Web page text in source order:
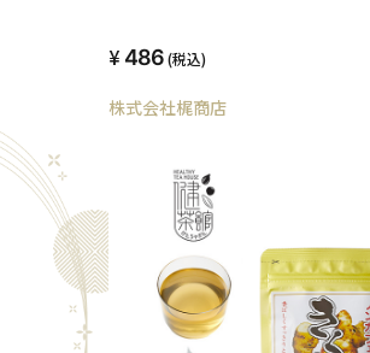
486(税込)
株式会社梶商店